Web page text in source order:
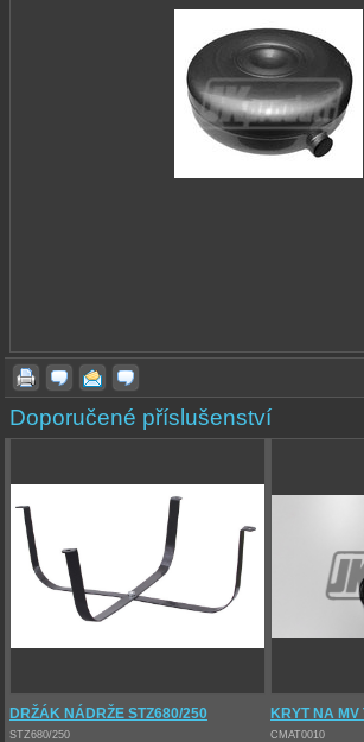
Doporučené příslušenství
DRŽÁK NÁDRŽE STZ680/250
STZ680/250
KRYT NA MV
CMAT0010